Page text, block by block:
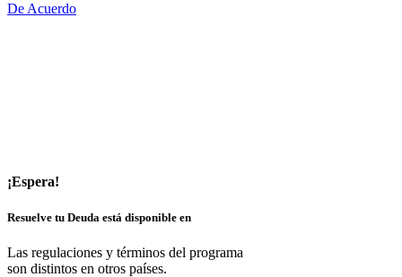
De Acuerdo
¡Espera!
Resuelve tu Deuda está disponible en
Las regulaciones y términos del programa
son distintos en otros países.